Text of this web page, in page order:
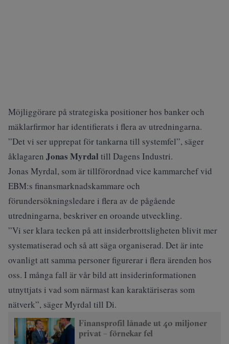
Möjliggörare på strategiska positioner hos banker och
mäklarfirmor har identifierats i flera av utredningarna.
”Det vi ser upprepat för tankarna till systemfel”, säger
åklagaren Jonas Myrdal till Dagens Industri.
Jonas Myrdal, som är tillförordnad vice kammarchef vid
EBM:s finansmarknadskammare och
förundersökningsledare i flera av de pågående
utredningarna, beskriver en oroande utveckling.
”Vi ser klara tecken på att insiderbrottsligheten blivit mer
systematiserad och så att säga organiserad. Det är inte
ovanligt att samma personer figurerar i flera ärenden hos
oss. I många fall är vår bild att insiderinformationen
utnyttjats i vad som närmast kan karaktäriseras som
nätverk”, säger Myrdal till Di.
Finansprofil lånade ut 40 miljoner
privat – förnekar fel